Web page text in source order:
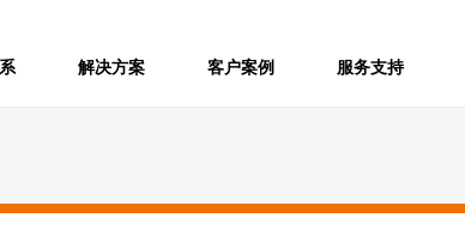
解决方案 客户案例 服务支持